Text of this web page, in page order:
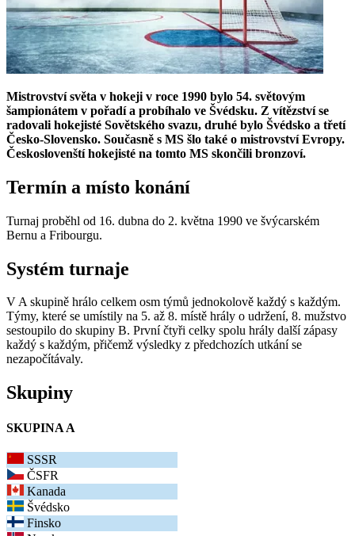
Mistrovství světa v hokeji v roce 1990 bylo 54. světovým
šampionátem v pořadí a probíhalo ve Švédsku. Z vítězství se
radovali hokejisté Sovětského svazu, druhé bylo Švédsko a třetí
Česko-Slovensko. Současně s MS šlo také o mistrovství Evropy.
Českoslovenští hokejisté na tomto MS skončili bronzoví.
Termín a místo konání
Turnaj proběhl od 16. dubna do 2. května 1990 ve švýcarském
Bernu a Fribourgu.
Systém turnaje
V A skupině hrálo celkem osm týmů jednokolově každý s každým.
Týmy, které se umístily na 5. až 8. místě hrály o udržení, 8. mužstvo
sestoupilo do skupiny B. První čtyři celky spolu hrály další zápasy
každý s každým, přičemž výsledky z předchozích utkání se
nezapočítávaly.
Skupiny
SKUPINA A
SSSR
ČSFR
Kanada
Švédsko
Finsko